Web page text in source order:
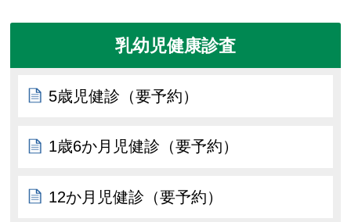
乳幼児健康診査
5歳児健診（要予約）
1歳6か月児健診（要予約）
12か月児健診（要予約）